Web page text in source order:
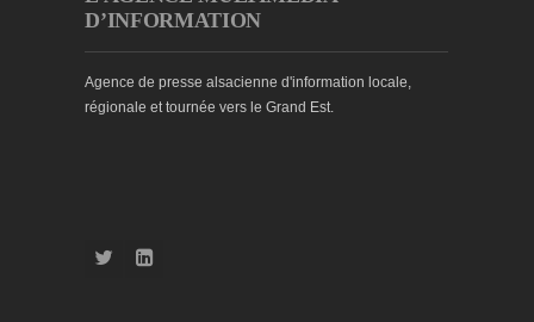
D’INFORMATION
Agence de presse alsacienne d'information locale,
régionale et tournée vers le Grand Est.